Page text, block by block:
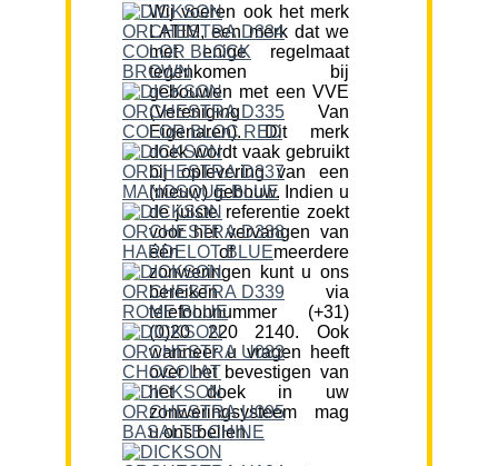
Wij voeren ook het merk
LATIM, een merk dat we
met enige regelmaat
tegenkomen bij
gebouwen met een VVE
(Vereniging Van
Eigenaren). Dit merk
doek wordt vaak gebruikt
bij oplevering van een
(nieuw) gebouw. Indien u
de juiste referentie zoekt
voor het vervangen van
één of meerdere
zonweringen kunt u ons
bereiken via
telefoonnummer (+31)
(0)20 220 2140. Ook
wanneer u vragen heeft
over het bevestigen van
het doek in uw
zonweringsysteem mag
u ons bellen.